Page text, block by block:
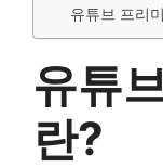
유튜브 프리
유튜
란?